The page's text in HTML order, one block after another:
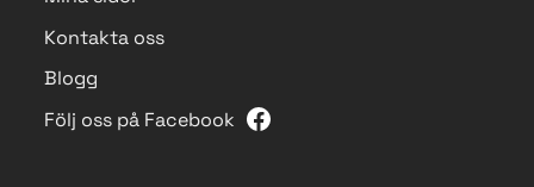
Kontakta oss
Blogg
Följ oss på Facebook